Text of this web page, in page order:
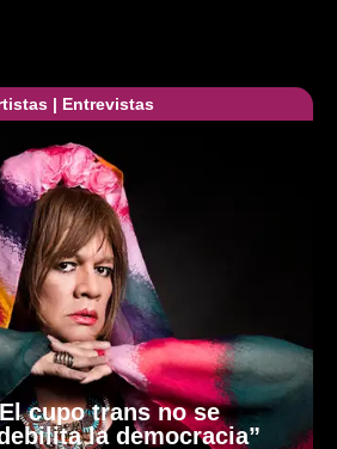
| Entrevistas
cupo trans no se
la democracia”